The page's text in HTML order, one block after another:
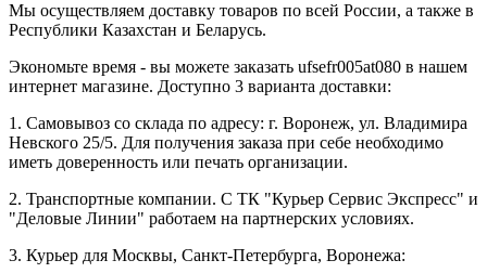
Мы осуществляем доставку товаров по всей России, а также в
Республики Казахстан и Беларусь.
Экономьте время - вы можете заказать ufsefr005at080 в нашем
интернет магазине. Доступно 3 варианта доставки:
1. Самовывоз со склада по адресу: г. Воронеж, ул. Владимира
Невского 25/5. Для получения заказа при себе необходимо
иметь доверенность или печать организации.
2. Транспортные компании. С ТК "Курьер Сервис Экспресс" и
"Деловые Линии" работаем на партнерских условиях.
3. Курьер для Москвы, Санкт-Петербурга, Воронежа: